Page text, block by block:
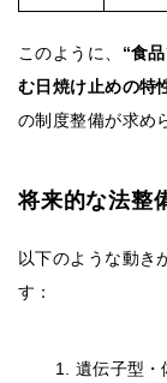
このように、 “食
む日焼け止めの特
の制度整備が求め
将来的な法整
以下のような動き
す：
遺伝子型・